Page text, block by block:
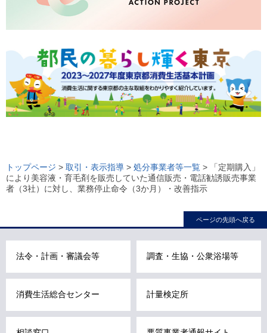
ー
カ
ル
ビ
こ
ま
す
トップページ > 取引・表示指導 > 処分事業者等一覧 > 「定期購入」
により美容液・育毛剤を販売していた通信販売・電話勧誘販売事業
者（3社）に対し、業務停止命令（3か月）・改善指示
ページの先頭へ戻る
法令・計画・審議会等 調査・生協・公衆浴場等
消費生活総合センター 計量検定所